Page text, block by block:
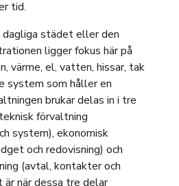
tid.
städet eller den
ligger fokus här på
värme, el, vatten, hissar, tak
system som håller en
brukar delas in i tre
förvaltning
system), ekonomisk
och redovisning) och
(avtal, kontakter och
när dessa tre delar